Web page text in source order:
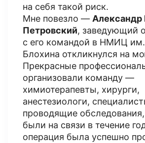
на себя такой риск.
Мне повезло — Александр
Петровский, заведующий
с его командой в НМИЦ
Блохина откликнулся на
Прекрасные
организовали команду —
химиотерапевты, хирурги,
анестезиологи,
проводящие
были на связи в течение
операция была успешно